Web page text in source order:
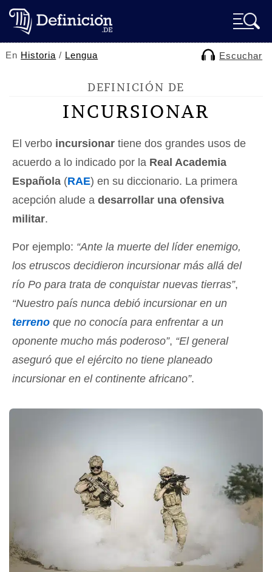
En Historia / Lengua Escuchar
DEFINICIÓN DE
INCURSIONAR
El verbo incursionar tiene dos grandes usos de
acuerdo a lo indicado por la Real Academia
Española (RAE) en su diccionario. La primera
acepción alude a desarrollar una ofensiva
militar.
Por ejemplo: “Ante la muerte del líder enemigo,
los etruscos decidieron incursionar más allá del
río Po para trata de conquistar nuevas tierras”,
“Nuestro país nunca debió incursionar en un
terreno que no conocía para enfrentar a un
oponente mucho más poderoso”, “El general
aseguró que el ejército no tiene planeado
incursionar en el continente africano”.